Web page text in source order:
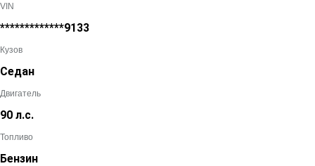
VIN
*************9133
Кузов
Седан
Двигатель
90 л.с.
Топливо
Бензин